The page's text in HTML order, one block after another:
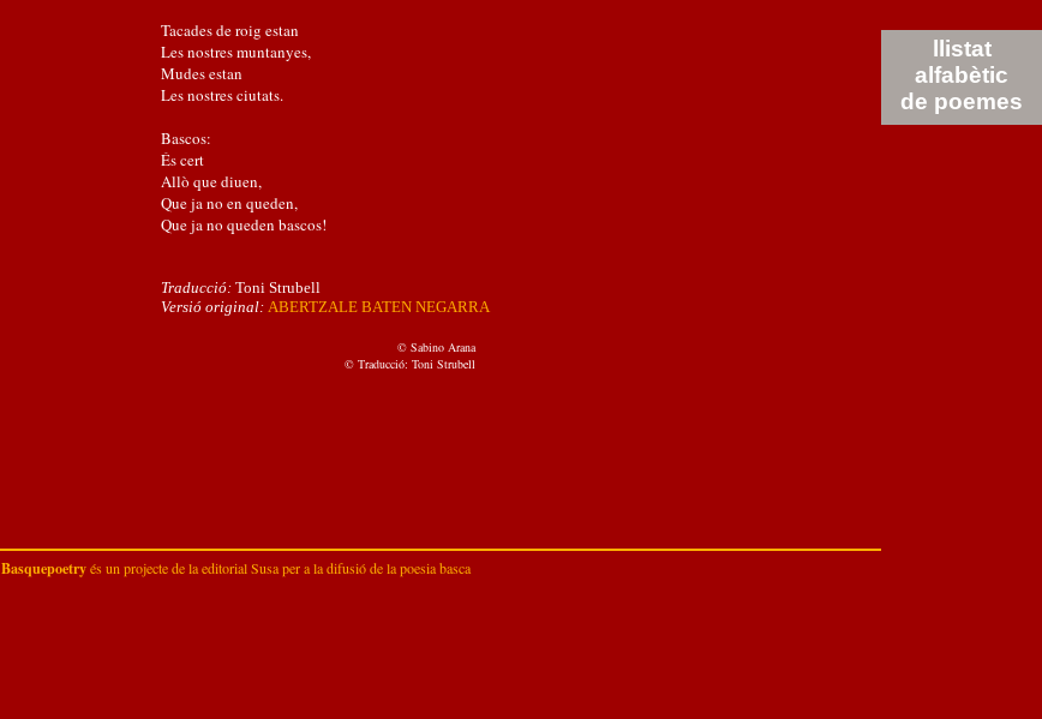
Tacades de roig estan
Les nostres muntanyes,
Mudes estan
Les nostres ciutats.
Bascos:
És cert
Allò que diuen,
Que ja no en queden,
Que ja no queden bascos!
Traducció:Toni Strubell
Versió original:ABERTZALE BATEN NEGARRA
© Sabino Arana
© Traducció: Toni Strubell
llistat
alfabètic
de poemes
Basquepoetryés un projecte de laeditorial Susaper a la difusió de la poesia basca